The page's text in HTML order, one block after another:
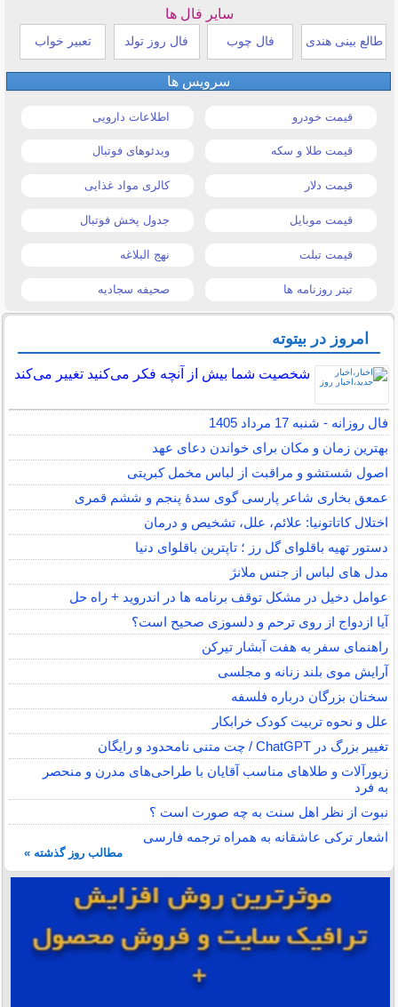
سایر فال ها
طالع بینی هندی فال چوب فال روز تولد تعبیر خواب
سرویس ها
قیمت خودرو اطلاعات دارویی
قیمت طلا و سکه ویدئوهای فوتبال
قیمت دلار کالری مواد غذایی
قیمت موبایل جدول پخش فوتبال
قیمت تبلت نهج البلاغه
تیتر روزنامه ها صحیفه سجادیه
امروز در بیتوته
شخصیت شما بیش از آنچه فکر می‌کنید تغییر می‌کند
فال روزانه - شنبه 17 مرداد 1405
بهترین زمان و مکان برای خواندن دعای عهد
اصول شستشو و مراقبت از لباس مخمل کبریتی
عمعق بخاری شاعر پارسی گوی سدهٔ پنجم و ششم قمری
اختلال کاتاتونیا: علائم، علل، تشخیص و درمان
دستور تهیه باقلوای گل رز ؛ تاپترین باقلوای دنیا
مدل های لباس از جنس ملانژ
عوامل دخیل در مشکل توقف برنامه ها در اندروید + راه حل
آیا ازدواج از روی ترحم و دلسوزی صحیح است؟
راهنمای سفر به هفت آبشار تیرکن
آرایش موی بلند زنانه و مجلسی
سخنان بزرگان درباره فلسفه
علل و نحوه تربیت کودک خرابکار
تغییر بزرگ در ChatGPT / چت متنی نامحدود و رایگان
زیورآلات و طلاهای مناسب آقایان با طراحی‌های مدرن و منحصر
به فرد
نبوت از نظر اهل سنت به چه صورت است ؟
اشعار ترکی عاشقانه به همراه ترجمه فارسی
مطالب روز گذشته »